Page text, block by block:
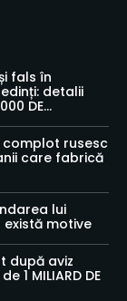
fals în
detalii
DE...
rusesc
care fabrică
lui
există motive
după aviz
1 MILIARD DE